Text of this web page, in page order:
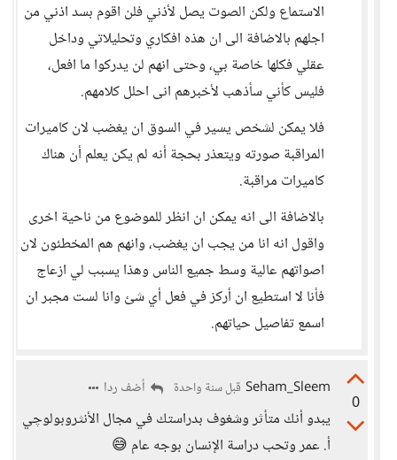
الاستماع ولكن الصوت يصل لأذني فلن اقوم بسد اذني من
اجلهم بالاضافة الى ان هذه افكاري وتحليلاتي وداخل
عقلي فكلها خاصة بي، وحتى انهم لن يدركوا ما افعل،
فليس كأني سأذهب لأخبرهم انى احلل كلامهم.
فلا يمكن لشخص يسير في السوق ان يغضب لان كاميرات
المراقبة صورته ويتعذر بحجة أنه لم يكن يعلم أن هناك
كاميرات مراقبة.
بالاضافة الى انه يمكن ان انظر للموضوع من ناحية اخرى
واقول انه انا من يجب ان يغضب، وانهم هم المخطئون لان
اصواتهم عالية وسط جميع الناس وهذا يسبب لي ازعاج
فأنا لا استطيع ان أركز في فعل أي شئ وانا لست مجبر ان
اسمع تفاصيل حياتهم.
0
Seham_Sleem قبل سنة واحدة أضف ردا
يبدو أنك متأثر وشغوف بدراستك في مجال الأنثروبولوچي
أ. عمر وتحب دراسة الإنسان بوجه عام 😅